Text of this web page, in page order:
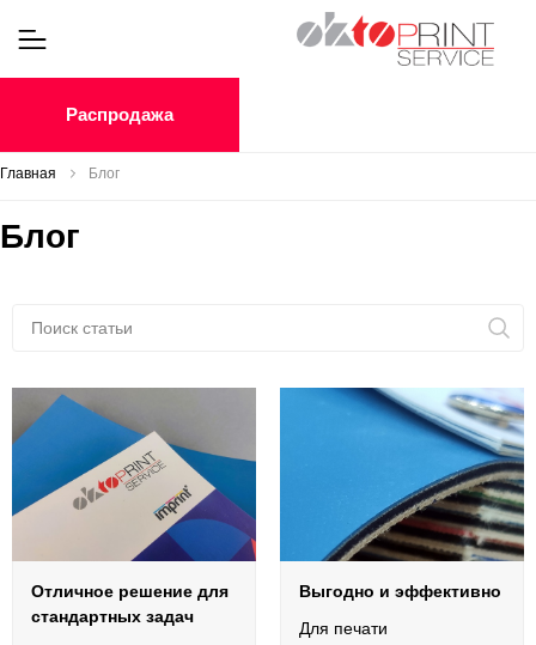
Распродажа
Главная Блог
Блог
Отличное решение для
стандартных задач
Выгодно и эффективно
Для печати